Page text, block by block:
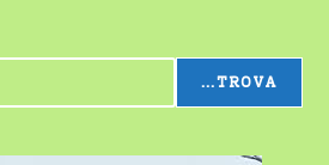
...TROVA